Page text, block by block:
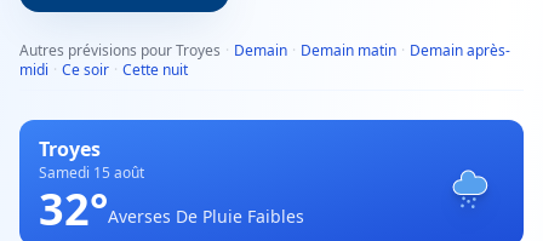
Autres prévisions pour Troyes · Demain · Demain matin · Demain après-
midi · Ce soir · Cette nuit
Troyes
Samedi 15 août
32°Averses De Pluie Faibles